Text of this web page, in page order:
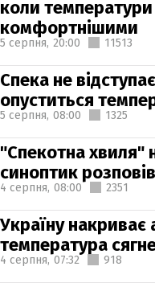
коли температури
комфортнішими
5 серпня, 20:00 11513
Спека не
опуститься
5 серпня, 08:00 1325
"Спекотна хвиля"
синоптик
4 серпня, 08:00 2351
Україну
температура
4 серпня, 07:32 918